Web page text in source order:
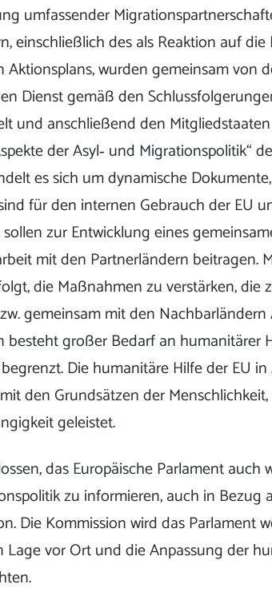
umfassender
einschließlich des als Reaktion auf die
wurden gemeinsam von
Dienst gemäß den
und anschließend den
der Asyl‐ und Migrationspolitik“
es sich um dynamische
für den internen Gebrauch der EU
zur Entwicklung eines
mit den Partnerländern beitragen.
die Maßnahmen zu verstärken,
gemeinsam mit den
besteht großer Bedarf an humanitärer
Die humanitäre Hilfe der EU
den Grundsätzen der
geleistet.
das Europäische Parlament auch
zu informieren, auch in Bezug
Die Kommission wird das Parlament
vor Ort und die Anpassung der